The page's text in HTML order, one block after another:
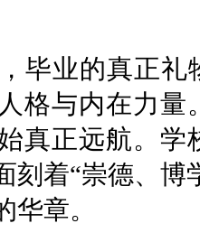
毕业的真正
格与内在力
真正远航。
刻着“崇德、
章。